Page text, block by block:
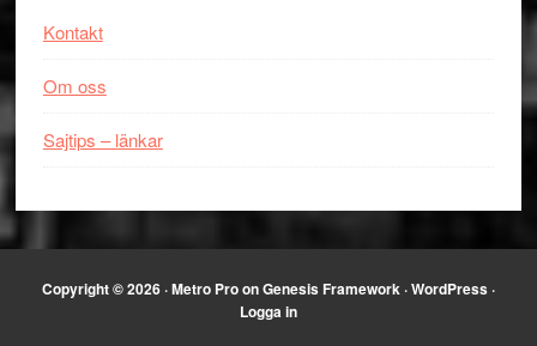
Kontakt
Om oss
Sajtips – länkar
Copyright © 2026 ·Metro ProonGenesis Framework ·WordPress ·
Logga in